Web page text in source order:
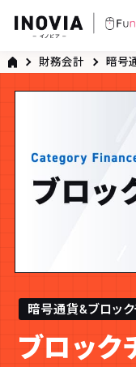
財務会計 暗号
暗号通貨&ブロック
ブロック